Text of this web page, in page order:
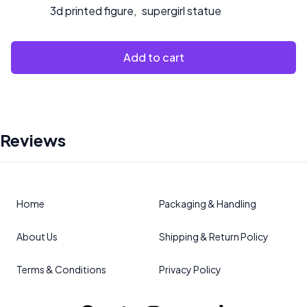
3d printed figure, supergirl statue
Add to cart
Reviews
Home
About Us
Terms & Conditions
Packaging & Handling
Shipping & Return Policy
Privacy Policy